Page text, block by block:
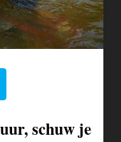
schuw je